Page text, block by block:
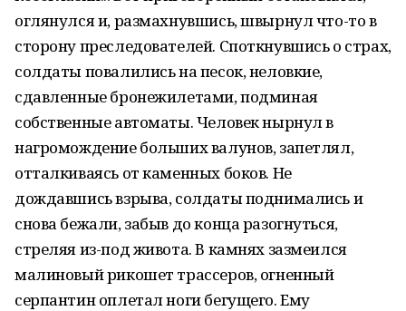
оглянулся и, размахнувшись, швырнул что-то в
сторону преследователей. Споткнувшись о страх,
солдаты повалились на песок, неловкие,
сдавленные бронежилетами, подминая
собственные автоматы. Человек нырнул в
нагромождение больших валунов, запетлял,
отталкиваясь от каменных боков. Не
дождавшись взрыва, солдаты поднимались и
снова бежали, забыв до конца разогнуться,
стреляя из-под живота. В камнях зазмеился
малиновый рикошет трассеров, огненный
серпантин оплетал ноги бегущего. Ему